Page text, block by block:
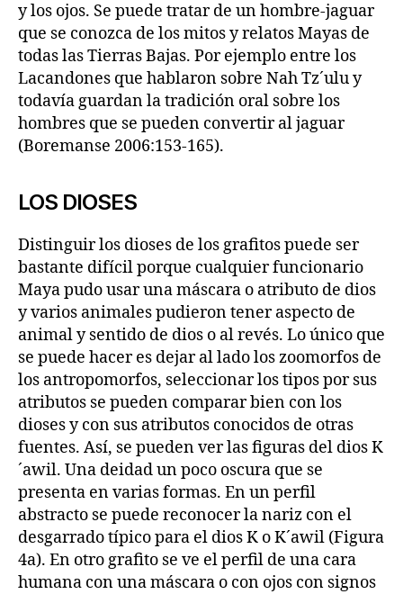
y los ojos. Se puede tratar de un hombre-jaguar
que se conozca de los mitos y relatos Mayas de
todas las Tierras Bajas. Por ejemplo entre los
Lacandones que hablaron sobre Nah Tz´ulu y
todavía guardan la tradición oral sobre los
hombres que se pueden convertir al jaguar
(Boremanse 2006:153-165).
LOS DIOSES
Distinguir los dioses de los grafitos puede ser
bastante difícil porque cualquier funcionario
Maya pudo usar una máscara o atributo de dios
y varios animales pudieron tener aspecto de
animal y sentido de dios o al revés. Lo único que
se puede hacer es dejar al lado los zoomorfos de
los antropomorfos, seleccionar los tipos por sus
atributos se pueden comparar bien con los
dioses y con sus atributos conocidos de otras
fuentes. Así, se pueden ver las figuras del dios K
´awil. Una deidad un poco oscura que se
presenta en varias formas. En un perfil
abstracto se puede reconocer la nariz con el
desgarrado típico para el dios K o K´awil (Figura
4a). En otro grafito se ve el perfil de una cara
humana con una máscara o con ojos con signos